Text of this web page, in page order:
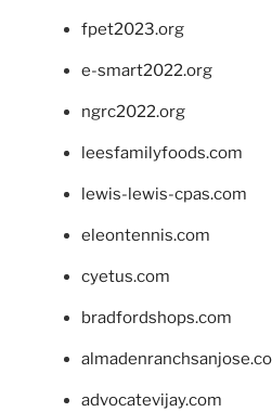
fpet2023.org
e-smart2022.org
ngrc2022.org
leesfamilyfoods.com
lewis-lewis-cpas.com
eleontennis.com
cyetus.com
bradfordshops.com
advocatevijay.com